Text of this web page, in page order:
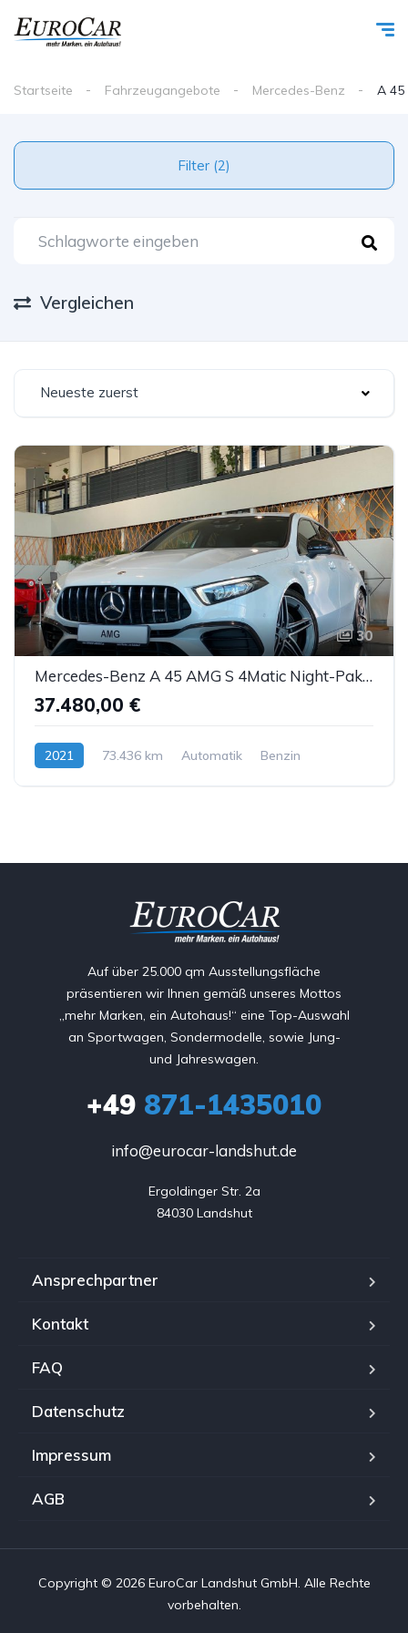
Startseite Fahrzeugangebote Mercedes-Benz A 45
Filter (2)
Vergleichen
Neueste zuerst
30
Mercedes-Benz A 45 AMG S 4Matic Night-Paket WideS TrackP Kam.
37.480,00 €
2021 73.436 km Automatik Benzin
Auf über 25.000 qm Ausstellungsfläche
präsentieren wir Ihnen gemäß unseres Mottos
„mehr Marken, ein Autohaus!“ eine Top-Auswahl
an Sportwagen, Sondermodelle, sowie Jung-
und Jahreswagen.
+49 871-1435010
info@eurocar-landshut.de
Ergoldinger Str. 2a
84030 Landshut
Ansprechpartner
Kontakt
FAQ
Datenschutz
Impressum
AGB
Copyright © 2026 EuroCar Landshut GmbH. Alle Rechte
vorbehalten.